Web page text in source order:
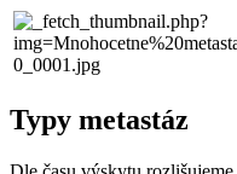
Typy metastáz